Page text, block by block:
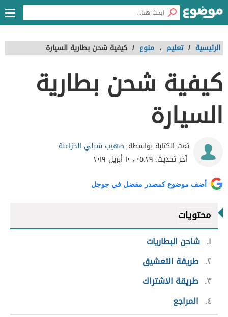
الرئيسية / تعليم ، منوع / كيفية شحن بطارية السيارة
كيفية شحن بطارية
السيارة
تمت الكتابة بواسطة: صهيب شبلي الخزاعلة
آخر تحديث: ٠٥:٢٩ ، ١٠ أبريل ٢٠١٩
أضف موضوع كمصدر مفضل في جوجل
محتويات
١ شاحن البطاريات
٢ طريقة التعشيق
٣ طريقة الاشتراك
٤
المراجع